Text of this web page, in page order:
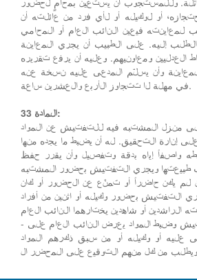
أو لوكيله أو لأي فرد من عائلته أن
فيعين النائب العام أو المحامي
الطلب إليه. على الطبيب أن يجري المعاينة
ومعاونيهم. وعليه أن يرفع تقريره
وأن يسلّم المدعى عليه نسخة عنه
في مهلة لا تتجاوز الأربع والعشرين ساعة.
المادة 33:
منزل المشتبه فيه للتفتيش عن المواد
إنارة التحقيق. له أن يضبط ما يجده منها
واصفاً إياه بدقة وتفصيل وأن يقرر حفظ
طبيعتها ويجري التفتيش بحضور المشتبه
لم يكن حاضراً أو تمنّع عن الحضور أو كان
التفتيش بحضور وكيله أو اثنين من أفراد
- بعد إتمام عملية التفتيش وضبط المواد يعرض النائب العام على
عليه أو وكيله أو من سبق ذكرهم المواد
من كل منهم التوقيع على المحضر ال